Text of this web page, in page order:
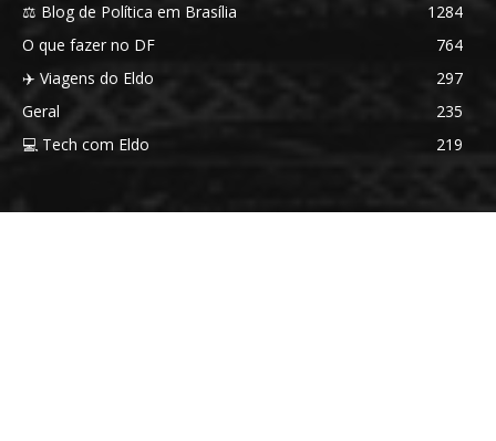
⚖️ Blog de Política em Brasília
1284
O que fazer no DF
764
✈️ Viagens do Eldo
297
Geral
235
💻 Tech com Eldo
219